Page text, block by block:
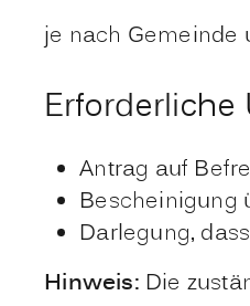
je nach Gemeinde
Erforderliche
Antrag auf
Bescheinigung
Darlegung,
Hinweis: Die